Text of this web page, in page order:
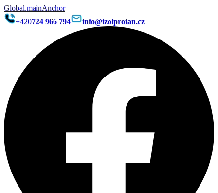
Global.mainAnchor
+420724 966 794 info@izolprotan.cz